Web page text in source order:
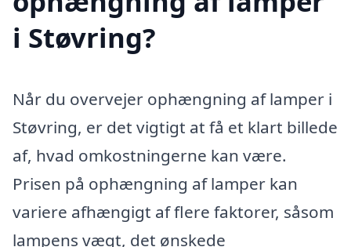
i Støvring?
Når du overvejer ophængning af lamper i
Støvring, er det vigtigt at få et klart billede
af, hvad omkostningerne kan være.
Prisen på ophængning af lamper kan
variere afhængigt af flere faktorer, såsom
lampens vægt, det ønskede